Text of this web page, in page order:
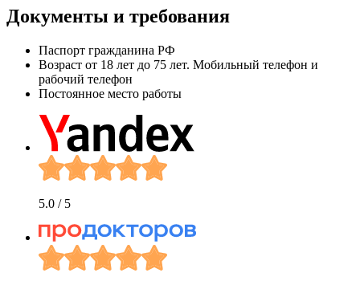
Документы и требования
Паспорт гражданина РФ
Возраст от 18 лет до 75 лет. Мобильный телефон и
рабочий телефон
Постоянное место работы
5.0 / 5